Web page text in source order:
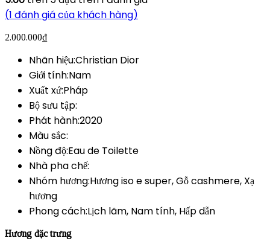
(1 đánh giá của khách hàng)
2.000.000₫
Nhãn hiệu:Christian Dior
Giới tính:Nam
Xuất xứ:Pháp
Bộ sưu tập:
Phát hành:2020
Màu sắc:
Nồng độ:Eau de Toilette
Nhà pha chế:
Nhóm hương:Hương iso e super, Gỗ cashmere, Xạ
hương
Phong cách:Lịch lãm, Nam tính, Hấp dẫn
Hương đặc trưng